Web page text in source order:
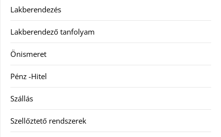
Lakberendezés
Lakberendező tanfolyam
Önismeret
Pénz -Hitel
Szállás
Szellőztető rendszerek